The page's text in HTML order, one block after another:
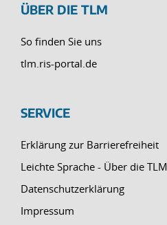
ÜBER DIE TLM
So finden Sie uns
tlm.ris-portal.de
SERVICE
Erklärung zur Barrierefreiheit
Leichte Sprache - Über die TLM
Datenschutzerklärung
Impressum